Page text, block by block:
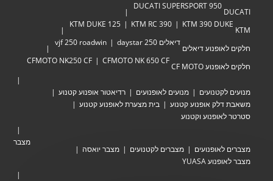
DUCATI
DUCATI SUPERSPORT 950
KTM
KTM 390 DUKE
KTM RC 390
KTM DUKE 125
חלקים לאופנוע דיאלים
דיאלים 250 daystar vjf 250 roadwin
חלקים לאופנוע CF MOTO
CFMOTO NK 650 CF
CFMOTO NK250 CF
מנועים לקטנועים מנועים לאופנועים
רדיאטור אופנוע קטנוע
משאבת דלק אופנוע קטנוע
בית מצערת לאופנוע קטנוע
סטרטר לאופנוע וקטנוע
מצבר
מצברים לאופנועים מצברים לקטנועים
מצבר יואסה
מצבר לאופנוע YUASA